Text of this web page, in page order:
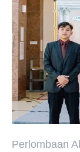
Perlombaan